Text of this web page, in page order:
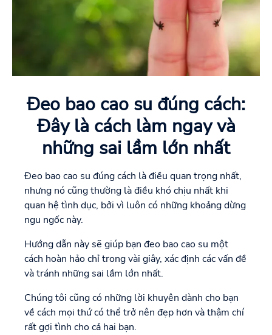
Đeo bao cao su đúng cách:
Đây là cách làm ngay và
những sai lầm lớn nhất
Đeo bao cao su đúng cách là điều quan trọng nhất,
nhưng nó cũng thường là điều khó chịu nhất khi
quan hệ tình dục, bởi vì luôn có những khoảng dừng
ngu ngốc này.
Hướng dẫn này sẽ giúp bạn đeo bao cao su một
cách hoàn hảo chỉ trong vài giây, xác định các vấn đề
và tránh những sai lầm lớn nhất.
Chúng tôi cũng có những lời khuyên dành cho bạn
về cách mọi thứ có thể trở nên đẹp hơn và thậm chí
rất gợi tình cho cả hai bạn.